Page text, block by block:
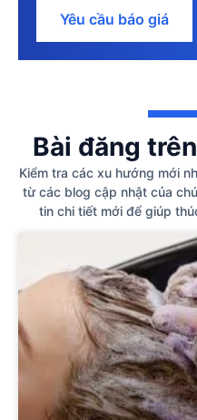
Yêu cầu báo giá
Bài đăng
Kiểm tra các xu hướng mới
từ các blog cập nhật của
tin chi tiết mới để giúp